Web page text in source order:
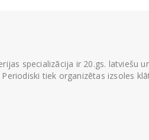
specializācija ir 20.gs. latviešu
tiek organizētas izsoles